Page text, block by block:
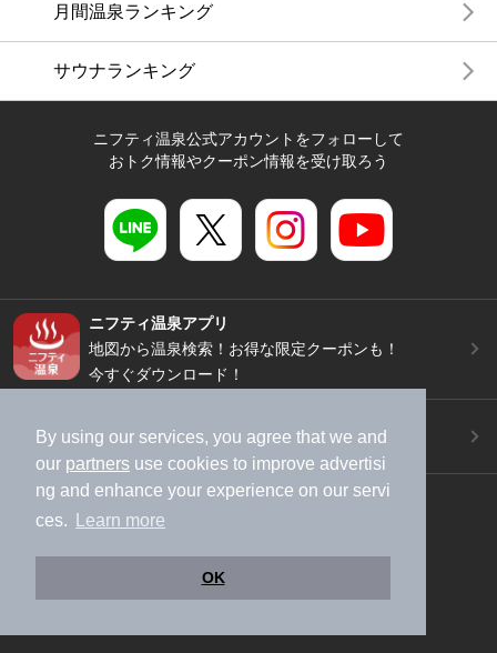
By using our services, you agree that we and
our partners use cookies to improve advertisi
ng and enhance your experience on our servi
ces.
Learn more
OK
月間温泉ランキング
サウナランキング
ニフティ温泉公式アカウントをフォローして
おトク情報やクーポン情報を受け取ろう
ニフティ温泉アプリ
地図から温泉検索！お得な限定クーポンも！
今すぐダウンロード！
施設データの新規追加や修正依頼もこちらから
スマートフォン /
PC
加盟店募集（資料請求）
利用規約
ライフスタイルMEMBERS+規約